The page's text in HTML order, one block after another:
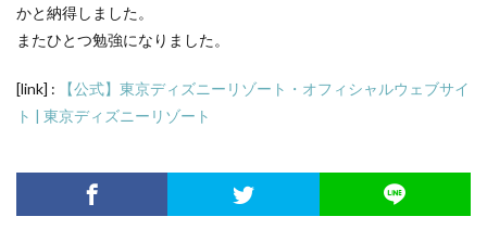
かと納得しました。
またひとつ勉強になりました。
[link] :
【公式】東京ディズニーリゾート・オフィシャルウェブサイ
ト | 東京ディズニーリゾート